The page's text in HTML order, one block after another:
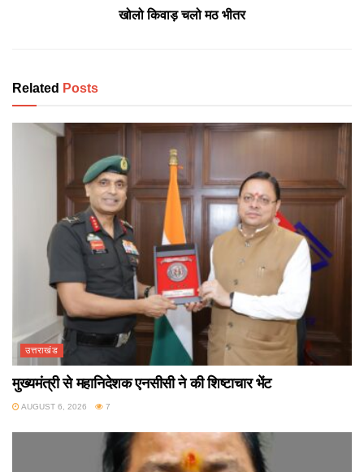
खोलो किवाड़ चलो मठ भीतर
Related Posts
उत्तराखंड
मुख्यमंत्री से महानिदेशक एनसीसी ने की शिष्टाचार भेंट
AUGUST 6, 2026 7